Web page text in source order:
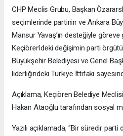
CHP Meclis Grubu, Başkan
seçimlerinde partinin ve Ankara
Mansur Yavaş’ın desteğiyle
Keçiören’deki değişimin parti
Büyükşehir Belediyesi ve Genel
liderliğindeki Türkiye İttifakı
Açıklama, Keçiören Belediye
Hakan Ataoğlu tarafından sosyal
Yazılı açıklamada, “Bir süredir